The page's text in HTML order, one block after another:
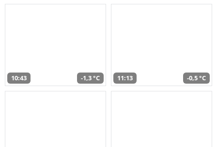
10:43 -1,3 °C 11:13 -0,5 °C